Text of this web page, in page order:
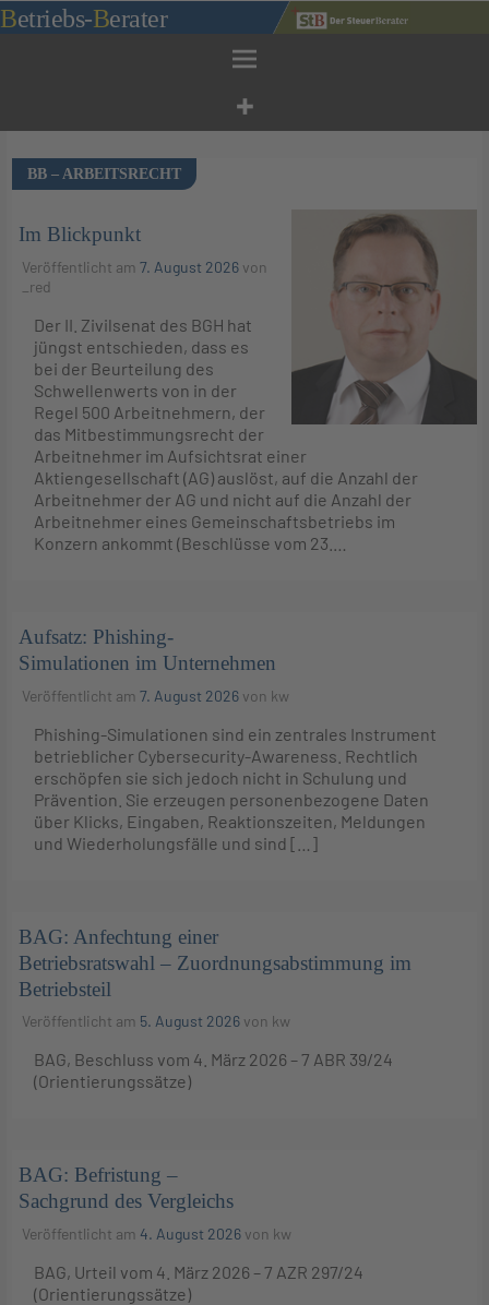
Zum
Inhalt
Betriebs-Berater
BB – ARBEITSRECHT
Im Blickpunkt
Veröffentlicht am 7. August 2026von
_red
Der II. Zivilsenat des BGH hat
jüngst entschieden, dass es
bei der Beurteilung des
Schwellenwerts von in der
Regel 500 Arbeitnehmern, der
das Mitbestimmungsrecht der
Arbeitnehmer im Aufsichtsrat einer
Aktiengesellschaft (AG) auslöst, auf die Anzahl der
Arbeitnehmer der AG und nicht auf die Anzahl der
Arbeitnehmer eines Gemeinschaftsbetriebs im
Konzern ankommt (Beschlüsse vom 23.…
Aufsatz: Phishing-
Simulationen im Unternehmen
Veröffentlicht am 7. August 2026von kw
Phishing-Simulationen sind ein zentrales Instrument
betrieblicher Cybersecurity-Awareness. Rechtlich
erschöpfen sie sich jedoch nicht in Schulung und
Prävention. Sie erzeugen personenbezogene Daten
über Klicks, Eingaben, Reaktionszeiten, Meldungen
und Wiederholungsfälle und sind […]
BAG: Anfechtung einer
Betriebsratswahl – Zuordnungsabstimmung im
Betriebsteil
Veröffentlicht am 5. August 2026von kw
BAG, Beschluss vom 4. März 2026 – 7 ABR 39/24
(Orientierungssätze)
BAG: Befristung –
Sachgrund des Vergleichs
Veröffentlicht am 4. August 2026von kw
BAG, Urteil vom 4. März 2026 – 7 AZR 297/24
(Orientierungssätze)